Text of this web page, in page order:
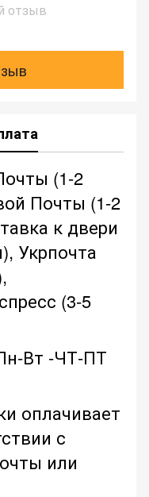
отзыв
(1-2
Почты (1-2
к двери
Укрпочта
(3-5
Вт -ЧТ-ПТ
оплачивает
с
или